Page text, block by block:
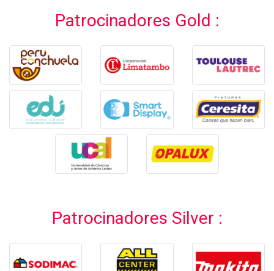
Patrocinadores Gold :
Patrocinadores Silver :